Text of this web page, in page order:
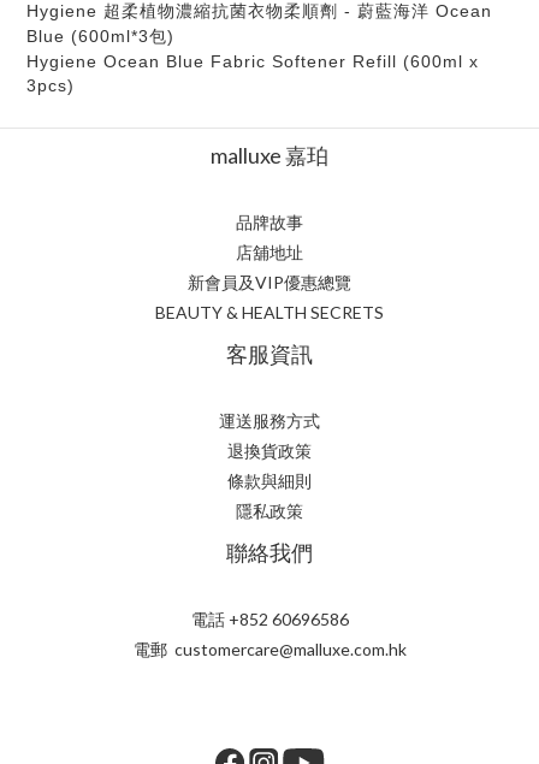
Hygiene 超柔植物濃縮抗菌衣物柔順劑 - 蔚藍海洋 Ocean
Blue (600ml*3包)
Hygiene Ocean Blue Fabric Softener Refill (600ml x
3pcs)
malluxe 嘉珀
品牌故事
店舖地址
新會員及VIP優惠總覽
BEAUTY & HEALTH SECRETS
客服資訊
運送服務方式
退換貨政策
條款與細則
隱私政策
聯絡我們
電話 +852 60696586
電郵 customercare@malluxe.com.hk